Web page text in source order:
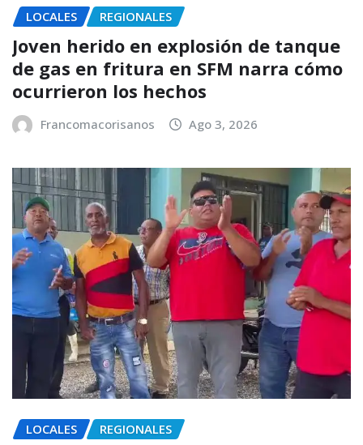
LOCALES REGIONALES
Joven herido en explosión de tanque
de gas en fritura en SFM narra cómo
ocurrieron los hechos
Francomacorisanos Ago 3, 2026
LOCALES REGIONALES